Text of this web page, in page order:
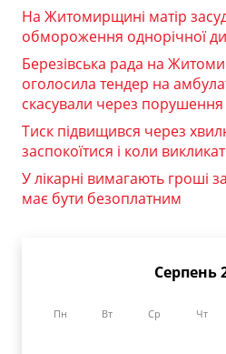
На Житомирщині матір
обмороження однорічної
Березівська рада на
оголосила тендер на
скасували через порушення
Тиск підвищився через
заспокоїтися і коли
У лікарні вимагають гроші
має бути безоплатним
Серпень
Пн Вт Ср Чт